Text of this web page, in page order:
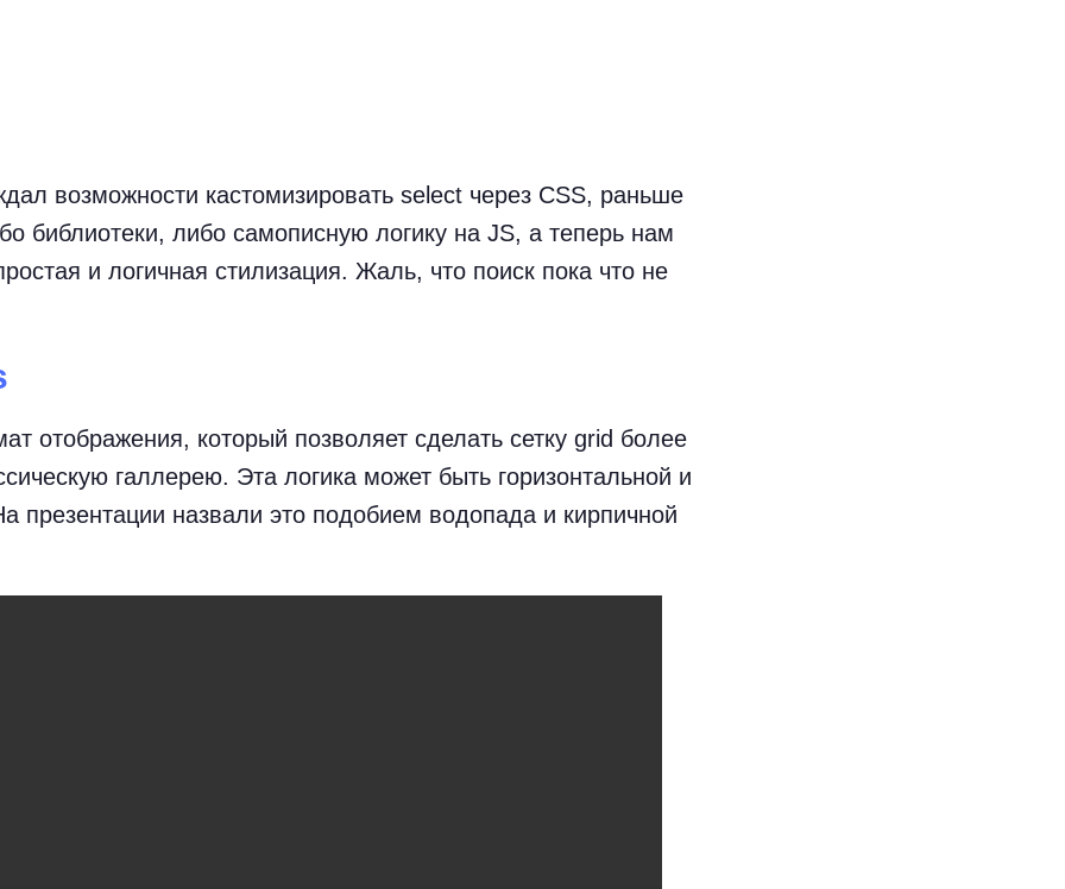
возможности кастомизировать select через CSS, раньше
библиотеки, либо самописную логику на JS, а теперь нам
и логичная стилизация. Жаль, что поиск пока что не
отображения, который позволяет сделать сетку grid более
галлерею. Эта логика может быть горизонтальной и
презентации назвали это подобием водопада и кирпичной